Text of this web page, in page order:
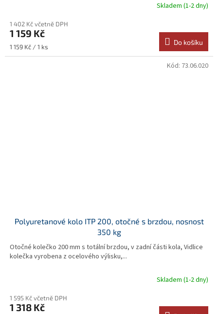
Skladem (1-2 dny)
1 402 Kč včetně DPH
1 159 Kč
Měrná
cena:
1 159 Kč / 1 ks
Do košíku
Polyuretanové kolo ITP 200, otočné s brzdou, nosnost
350 kg
Otočné kolečko 200 mm s totální brzdou, v zadní části kola, Vidlice
kolečka vyrobena z ocelového výlisku,...
Skladem (1-2 dny)
1 595 Kč včetně DPH
1 318 Kč
Kód: 73.06.020